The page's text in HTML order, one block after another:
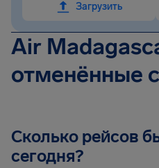
Загрузить
Air
отменённые
Сколько рейсов
сегодня?